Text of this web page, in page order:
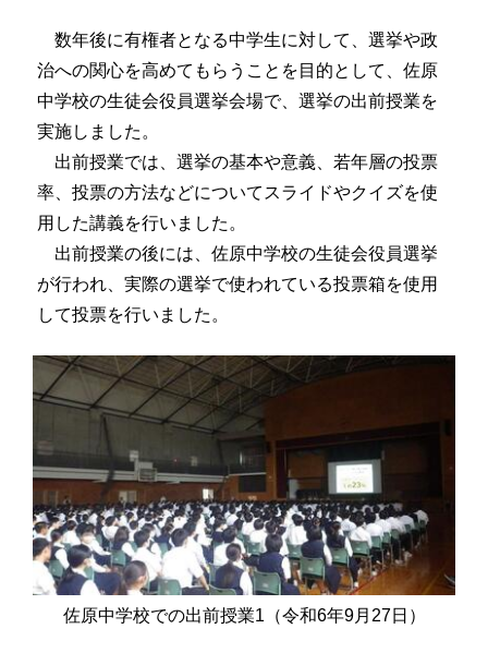
数年後に有権者となる中学生に対して、選挙や政
治への関心を高めてもらうことを目的として、佐原
中学校の生徒会役員選挙会場で、選挙の出前授業を
実施しました。
出前授業では、選挙の基本や意義、若年層の投票
率、投票の方法などについてスライドやクイズを使
用した講義を行いました。
出前授業の後には、佐原中学校の生徒会役員選挙
が行われ、実際の選挙で使われている投票箱を使用
して投票を行いました。
佐原中学校での出前授業1（令和6年9月27日）